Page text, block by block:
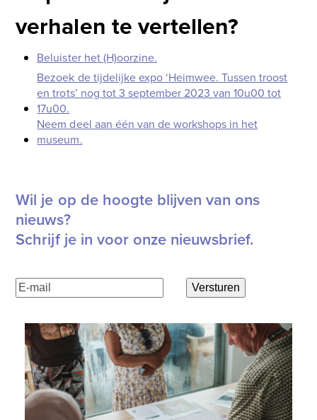
verhalen te vertellen?
Beluister het (H)oorzine.
Bezoek de tijdelijke expo ‘Heimwee. Tussen troost
en trots’ nog tot 3 september 2023 van 10u00 tot
17u00.
Neem deel aan één van de workshops in het
museum.
Wil je op de hoogte blijven van ons
nieuws?
Schrijf je in voor onze nieuwsbrief.
E-
mailadres(Vereist)
Versturen